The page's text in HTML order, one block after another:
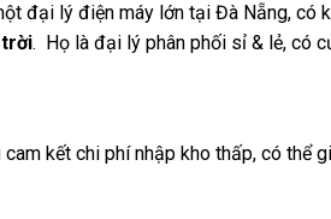
đại lý điện máy lớn tại Đà Nẵng, có
. Họ là đại lý phân phối sỉ & lẻ, có
cam kết chi phí nhập kho thấp, có thể